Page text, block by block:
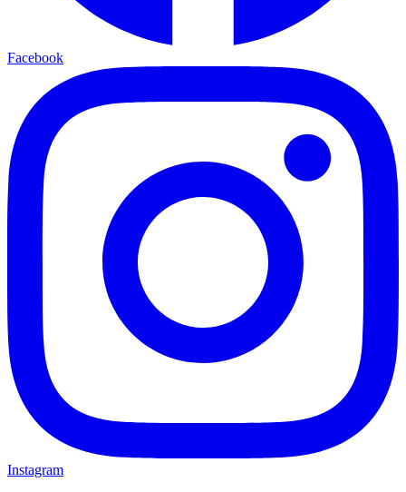
Facebook
Instagram